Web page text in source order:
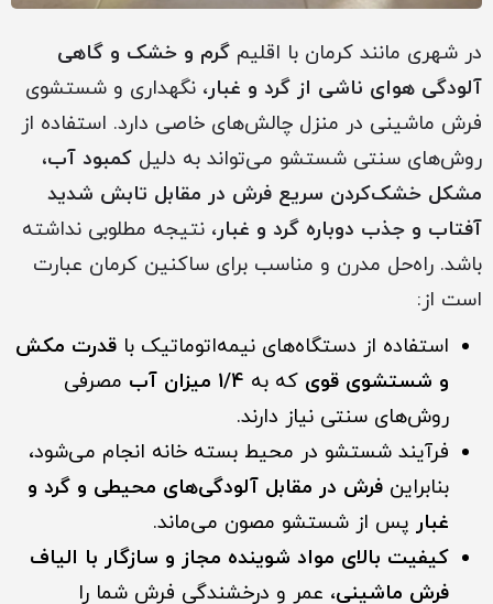
در شهری مانند کرمان با اقلیم گرم و خشک و گاهی
آلودگی هوای ناشی از گرد و غبار، نگهداری و شستشوی
فرش ماشینی در منزل چالش‌های خاصی دارد. استفاده از
روش‌های سنتی شستشو می‌تواند به دلیل کمبود آب،
مشکل خشک‌کردن سریع فرش در مقابل تابش شدید
آفتاب و جذب دوباره گرد و غبار، نتیجه مطلوبی نداشته
باشد. راه‌حل مدرن و مناسب برای ساکنین کرمان عبارت
است از:
استفاده از دستگاه‌های نیمه‌اتوماتیک با قدرت مکش
و شستشوی قوی که به 1/4 میزان آب
مصرفی
روش‌های سنتی نیاز دارند.
فرآیند شستشو در محیط بسته خانه انجام می‌شود،
بنابراین فرش در مقابل آلودگی‌های محیطی و گرد و
غبار پس از شستشو مصون می‌ماند.
کیفیت بالای مواد شوینده مجاز و سازگار با الیاف
فرش ماشینی، عمر و درخشندگی فرش شما را